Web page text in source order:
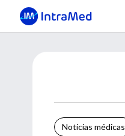
Noticias médicas